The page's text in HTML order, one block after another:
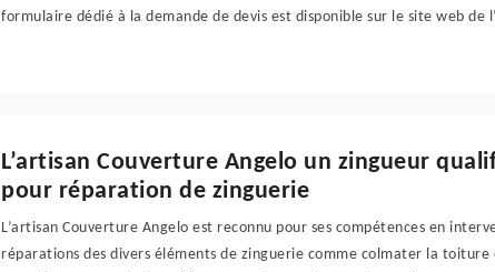
formulaire dédié à la demande de devis est disponible sur le site web de
L’artisan Couverture Angelo un zingueur
pour réparation de zinguerie
L’artisan Couverture Angelo est reconnu pour ses compétences en
réparations des divers éléments de zinguerie comme colmater la toiture